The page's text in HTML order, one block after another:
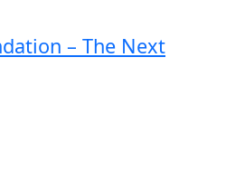
– The Next